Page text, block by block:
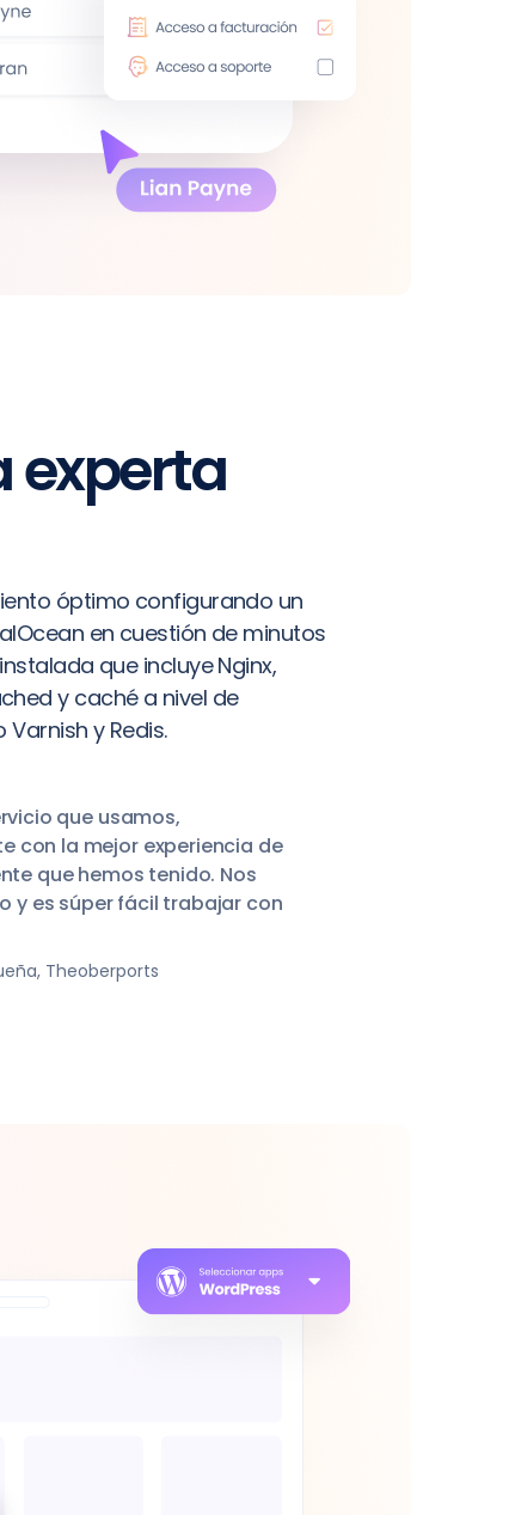
experta
óptimo configurando un
en cuestión de minutos
que incluye Nginx,
y caché a nivel de
y Redis.
que usamos,
con la mejor experiencia de
que hemos tenido. Nos
y es súper fácil trabajar con
Theoberports